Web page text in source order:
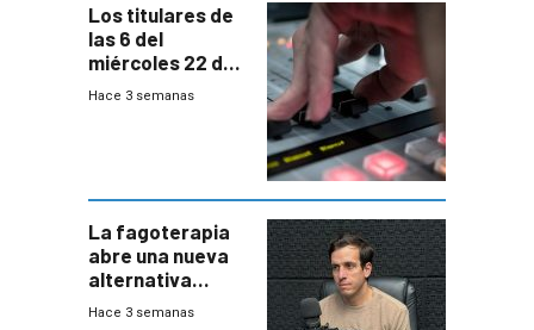
Los titulares de
las 6 del
miércoles 22 de
julio de 2026
Hace 3 semanas
La fagoterapia
abre una nueva
alternativa
contra bacterias
Hace 3 semanas